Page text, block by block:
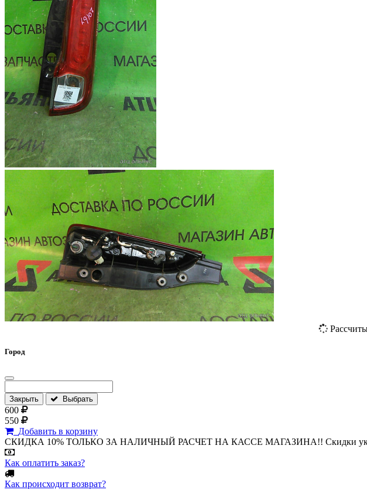
Город
Закрыть Выбрать
600
550
Добавить в корзину
СКИДКА 10% ТОЛЬКО ЗА НАЛИЧНЫЙ РАСЧЕТ НА КАССЕ МАГАЗИНА!! Скидки
Как оплатить заказ?
Как происходит возврат?